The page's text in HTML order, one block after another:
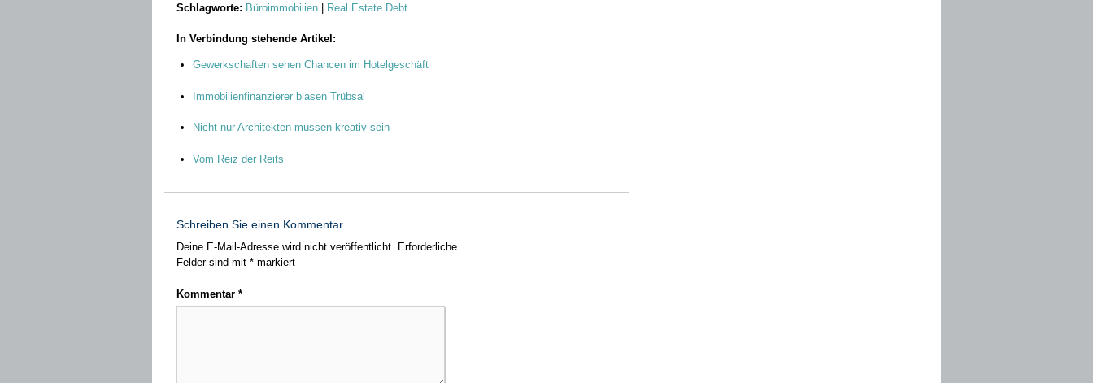
Schlagworte: Büroimmobilien | Real Estate Debt
In Verbindung stehende Artikel:
Gewerkschaften sehen Chancen im Hotelgeschäft
Immobilienfinanzierer blasen Trübsal
Nicht nur Architekten müssen kreativ sein
Vom Reiz der Reits
Schreiben Sie einen Kommentar
Deine E-Mail-Adresse wird nicht veröffentlicht. Erforderliche
Felder sind mit * markiert
Kommentar *